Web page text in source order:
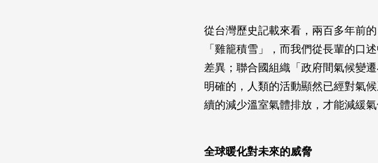
從台灣歷史記載來看，兩百多年前
「雞籠積雪」，而我們從長輩的口
差異；聯合國組織「政府間氣候變
明確的，人類的活動顯然已經對氣
續的減少溫室氣體排放，才能減緩氣
全球暖化對未來的威脅